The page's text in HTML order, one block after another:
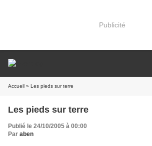
Publicité
Accueil » Les pieds sur terre
Les pieds sur terre
Publié le 24/10/2005 à 00:00
Par aben